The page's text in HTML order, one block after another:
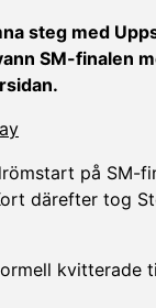
steg med
SM-finalen
på
därefter tog
kvitterade